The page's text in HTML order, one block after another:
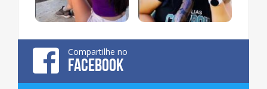
Compartilhe no
FACEBOOK